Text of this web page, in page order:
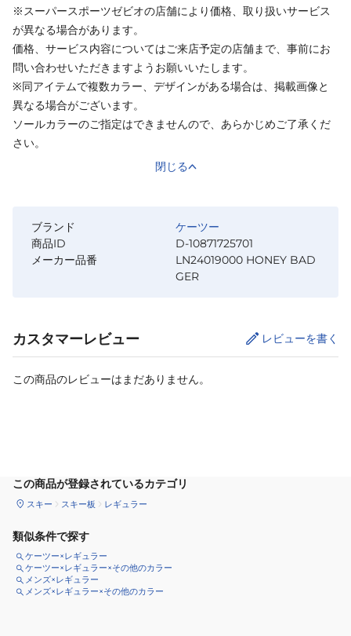
※スーパースポーツゼビオの店舗により価格、取り扱いサービス
が異なる場合があります。
価格、サービス内容についてはご来店予定の店舗まで、事前にお
問い合わせいただきますようお願いいたします。
※同アイテムで複数カラー、デザインがある場合は、掲載画像と
異なる場合がございます。
ソールカラーのご指定はできませんので、あらかじめご了承くだ
さい。
閉じる
ブランド
ケーツー
商品ID
D-10871725701
メーカー品番
LN24019000 HONEY BAD
GER
カスタマーレビュー レビューを書く
この商品のレビューはまだありません。
この商品が登録されているカテゴリ
スキー スキー板 レギュラー
類似条件で探す
ケーツー×レギュラー
ケーツー×レギュラー×その他のカラー
メンズ×レギュラー
メンズ×レギュラー×その他のカラー